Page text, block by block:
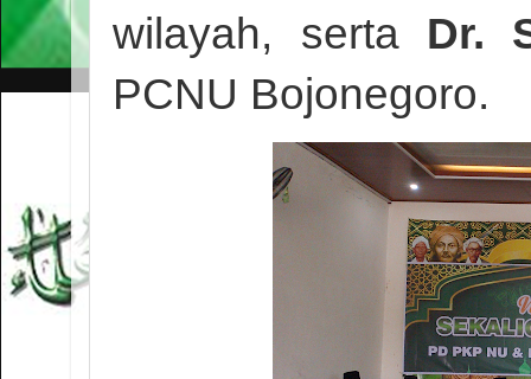
wilayah, serta Dr.
PCNU Bojonegoro.